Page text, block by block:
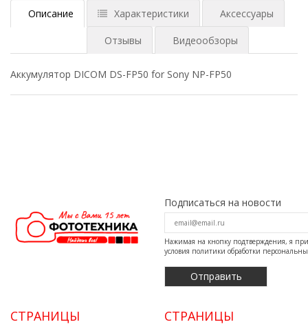
Описание Характеристики Аксессуары
Отзывы Видеообзоры
Аккумулятор DICOM DS-FP50 for Sony NP-FP50
Подписаться на новости
Нажимая на кнопку подтверждения, я
условия политики обработки
СТРАНИЦЫ СТРАНИЦЫ